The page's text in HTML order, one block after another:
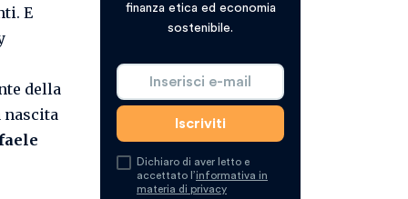
finanza etica ed economia
sostenibile.
Dichiaro di aver letto e
accettato l’informativa in
materia di privacy
E
della
nascita